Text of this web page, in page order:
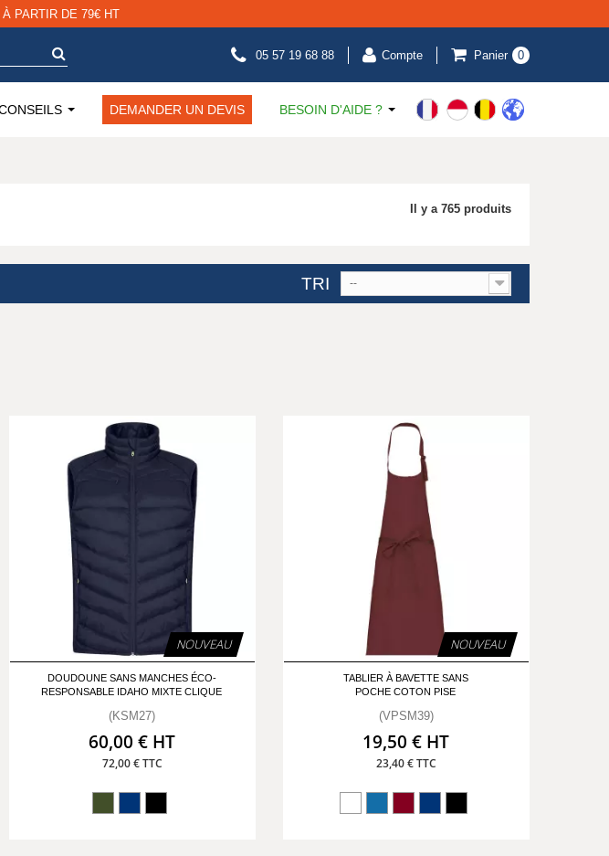
PARTIR DE 79€ HT
05 57 19 68 88 Compte Panier 0
DEMANDER UN DEVIS BESOIN D'AIDE ?
Il y a 765 produits
TRI --
NOUVEAU
DOUDOUNE SANS MANCHES ÉCO-
RESPONSABLE IDAHO MIXTE CLIQUE
(KSM27)
60,00 € HT
72,00 € TTC
NOUVEAU
TABLIER À BAVETTE SANS
POCHE COTON PISE
(VPSM39)
19,50 € HT
23,40 € TTC